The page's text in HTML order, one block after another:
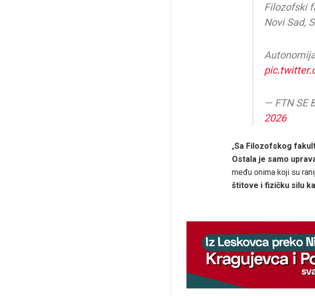
Filozofski
Novi Sad,
— FTN SE
2026
„Sa Filozofskog
Ostala je samo
među onima koji su
štitove i fizičku silu